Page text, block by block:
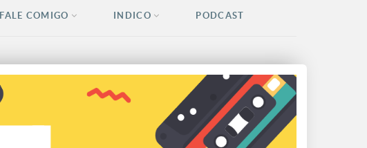
FALE COMIGO INDICO PODCAST